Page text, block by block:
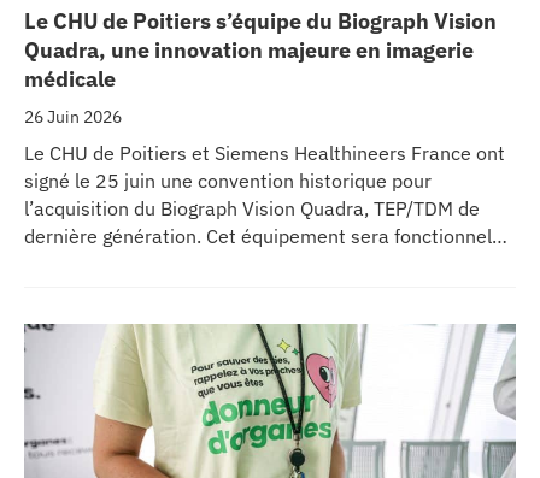
Le CHU de Poitiers s’équipe du Biograph Vision
Quadra, une innovation majeure en imagerie
médicale
26 Juin 2026
Le CHU de Poitiers et Siemens Healthineers France ont
signé le 25 juin une convention historique pour
l’acquisition du Biograph Vision Quadra, TEP/TDM de
dernière génération. Cet équipement sera fonctionnel
l’excellence clinique et scientifique de l’établissement.
Ce projet représente un investissement de 9,5 millions
d’euros pour l’acquisition et l’installation de
l’équipement au cœur même du pôle régional de
cancérologie.